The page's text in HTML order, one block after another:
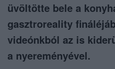
üvöltötte bele a
gasztroreality
videónkból az is
a nyereményével.